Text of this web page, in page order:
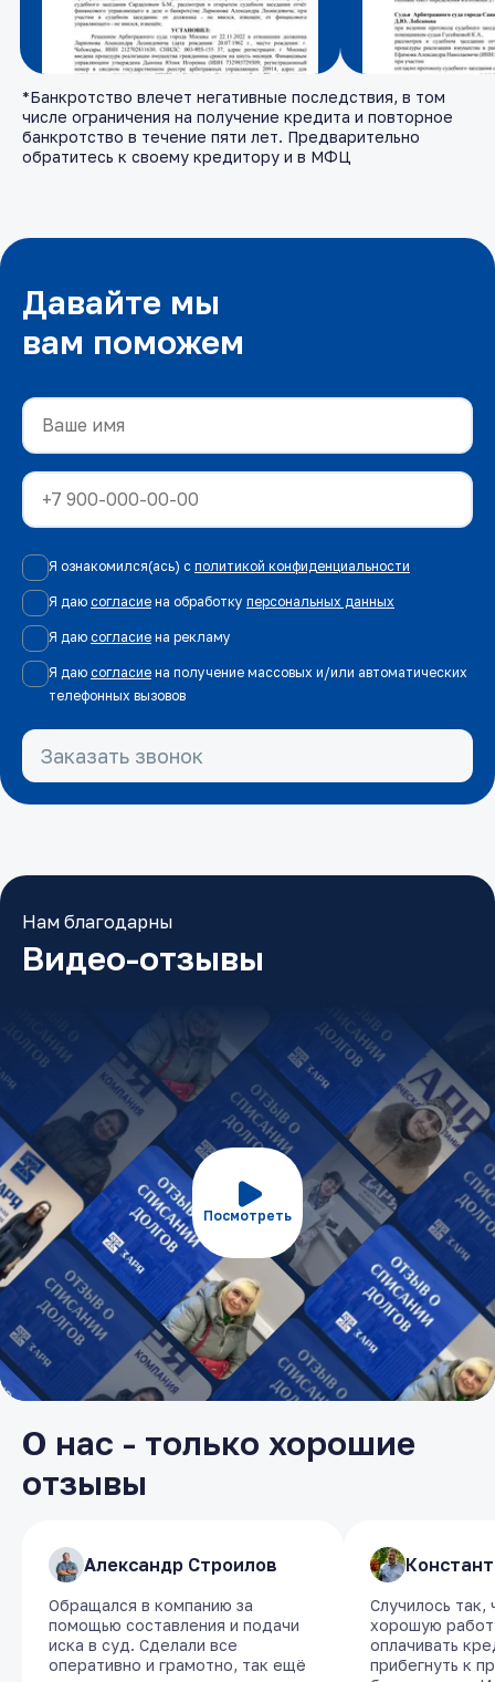
*Банкротство влечет негативные последствия, в том
числе ограничения на получение кредита и повторное
банкротство в течение пяти лет. Предварительно
обратитесь к своему кредитору и в МФЦ
Давайте мы
вам поможем
Я ознакомился(ась) с политикой конфиденциальности
Я даю согласие на обработку персональных данных
Я даю согласие на рекламу
Я даю согласие на получение массовых и/или автоматических
телефонных вызовов
Заказать звонок
Нам благодарны
Видео-отзывы
Посмотреть
О нас - только хорошие
отзывы
​Александр Строилов
Обращался в компанию за
помощью составления и подачи
иска в суд. Сделали все
оперативно и грамотно, так ещё
Случилось так,
хорошую
оплачивать
прибегнуть к
​Александр Строилов
Обращался в компанию за
помощью составления и подачи
иска в суд. Сделали все
оперативно и грамотно, так ещё
Случилось так,
хорошую
оплачивать
прибегнуть к